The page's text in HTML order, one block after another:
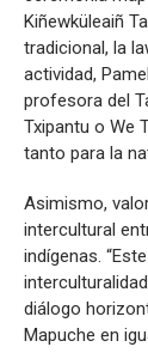
Kiñewküleaiñ
tradicional, la
actividad,
profesora del
Txipantu o We
tanto para la
Asimismo,
intercultural
indígenas.
diálogo
Mapuche en